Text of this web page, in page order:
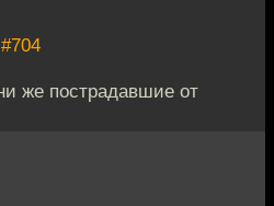
#704
же пострадавшие от